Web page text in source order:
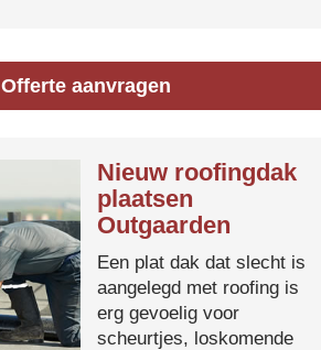
Offerte aanvragen
Nieuw roofingdak
plaatsen
Outgaarden
Een plat dak dat slecht is
aangelegd met roofing is
erg gevoelig voor
scheurtjes, loskomende